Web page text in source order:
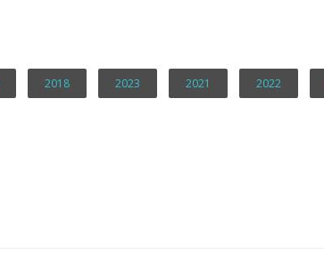
2018 2023 2021 2022